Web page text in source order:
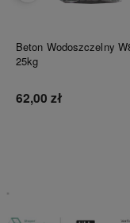
Beton Wodoszczelny
25kg
62,00 zł